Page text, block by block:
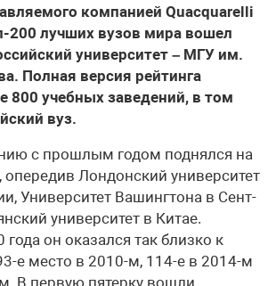
компанией Quacquarelli
200 лучших вузов мира вошел
университет – МГУ им.
Полная версия рейтинга
800 учебных заведений, в том
вуз.
с прошлым годом поднялся на
опередив Лондонский университет
Университет Вашингтона в Сент-
университет в Китае.
он оказался так близко к
е место в 2010-м, 114-е в 2014-м
В первую пятерку вошли